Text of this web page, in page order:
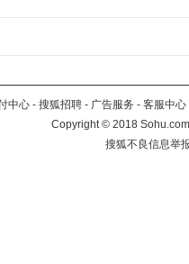
中心 - 搜狐招聘 - 广告服务 - 客服中心
Copyright©2018
搜狐不良信息举